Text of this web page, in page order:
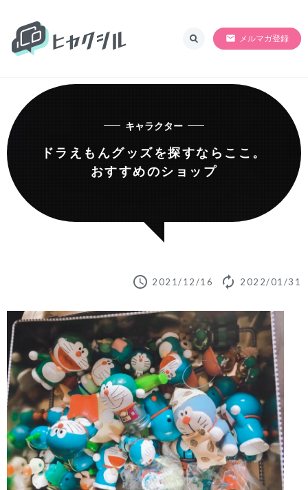
ヒャクシル SORRY!!準備中
メルマガ登録
キャラクター
ドラえもんグッズを探すならここ。
おすすめのショップ
schedule 2021/12/16 autorenew 2022/01/31